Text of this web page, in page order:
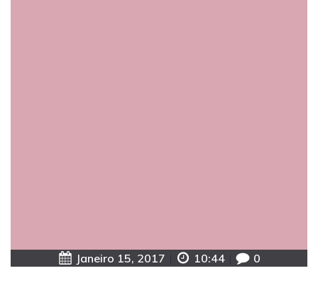
Janeiro 15, 2017 10:44 0